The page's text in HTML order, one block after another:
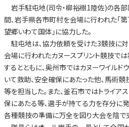
岩手駐屯地(司令・柳裕樹1陸佐)の各部
間、岩手県各市町村を会場に行われた
望郷いわて国体」に協力した。
駐屯地は、協力依頼を受けた3競技に
会場に行われたカヌースプリント競技で
するとともに、奥州市ではカヌーワイルド
いて救助、安全確保にあたった他、馬術
等を担当した。また、釜石市ではトライ
保にあたる等、選手が持てる力を存分に
各種競技の準備に万全を図り大会を陰で